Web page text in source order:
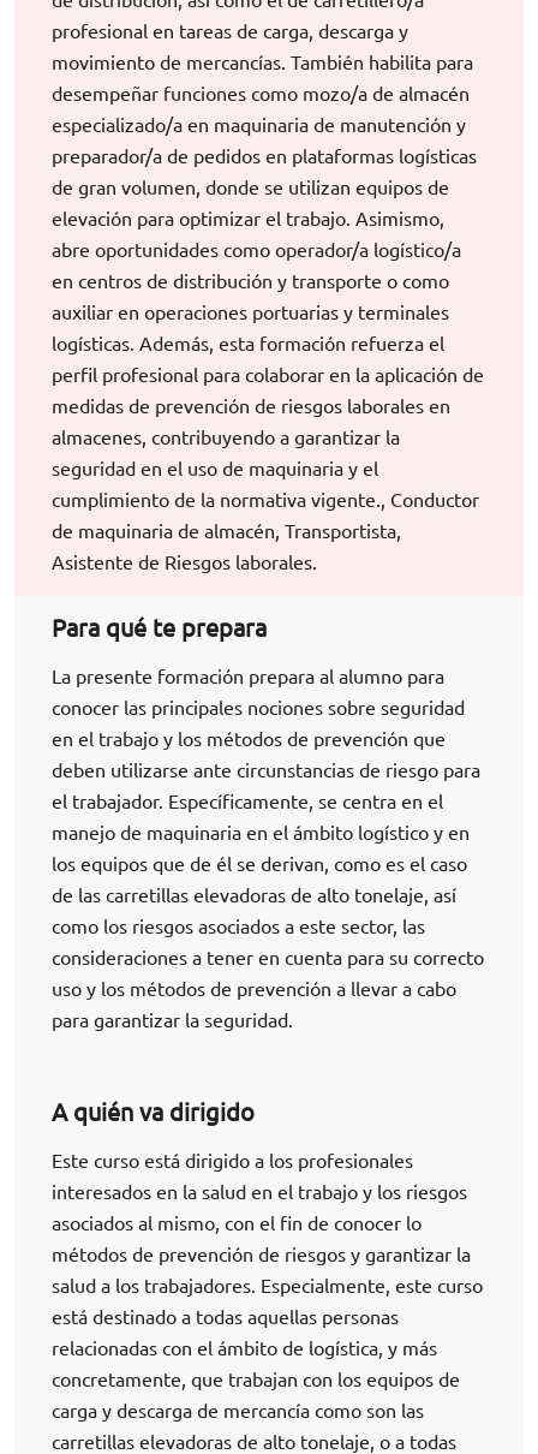
profesional en tareas de carga, descarga y
movimiento de mercancías. También habilita para
desempeñar funciones como mozo/a de almacén
especializado/a en maquinaria de manutención y
preparador/a de pedidos en plataformas logísticas
de gran volumen, donde se utilizan equipos de
elevación para optimizar el trabajo. Asimismo,
abre oportunidades como operador/a logístico/a
en centros de distribución y transporte o como
auxiliar en operaciones portuarias y terminales
logísticas. Además, esta formación refuerza el
perfil profesional para colaborar en la aplicación de
medidas de prevención de riesgos laborales en
almacenes, contribuyendo a garantizar la
seguridad en el uso de maquinaria y el
cumplimiento de la normativa vigente., Conductor
de maquinaria de almacén, Transportista,
Asistente de Riesgos laborales.
Para qué te prepara
La presente formación prepara al alumno para
conocer las principales nociones sobre seguridad
en el trabajo y los métodos de prevención que
deben utilizarse ante circunstancias de riesgo para
el trabajador. Específicamente, se centra en el
manejo de maquinaria en el ámbito logístico y en
los equipos que de él se derivan, como es el caso
de las carretillas elevadoras de alto tonelaje, así
como los riesgos asociados a este sector, las
consideraciones a tener en cuenta para su correcto
uso y los métodos de prevención a llevar a cabo
para garantizar la seguridad.
A quién va dirigido
Este curso está dirigido a los profesionales
interesados en la salud en el trabajo y los riesgos
asociados al mismo, con el fin de conocer lo
métodos de prevención de riesgos y garantizar la
salud a los trabajadores. Especialmente, este curso
está destinado a todas aquellas personas
relacionadas con el ámbito de logística, y más
concretamente, que trabajan con los equipos de
carga y descarga de mercancía como son las
carretillas elevadoras de alto tonelaje, o a todas